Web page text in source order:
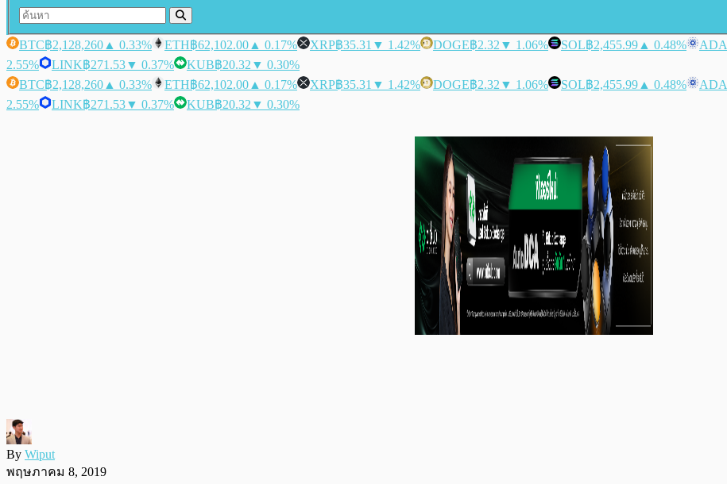
BTC฿2,128,260 ▲ 0.33% ETH฿62,102.00 ▲ 0.17% XRP฿35.31 ▼ 1.42% DOGE฿2.32 ▼ 1.06% SOL฿2,455.99 ▲ 0.48% ADA
2.55%
LINK฿271.53▼ 0.37% KUB฿20.32 ▼ 0.30%
BTC฿2,128,260 ▲ 0.33% ETH฿62,102.00 ▲ 0.17% XRP฿35.31 ▼ 1.42% DOGE฿2.32 ▼ 1.06% SOL฿2,455.99 ▲ 0.48% ADA
2.55%
LINK฿271.53▼ 0.37% KUB฿20.32 ▼ 0.30%
By Wiput
พฤษภาคม 8, 2019